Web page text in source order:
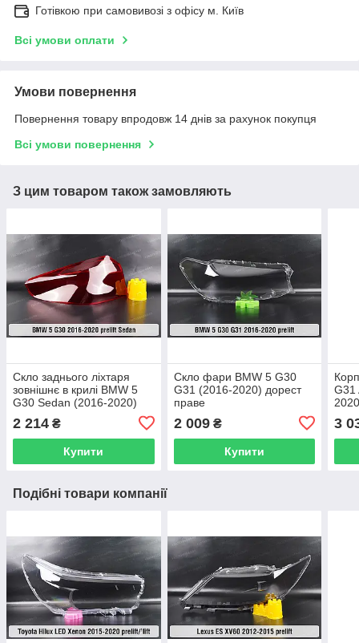
Готівкою при самовивозі з офісу м. Київ
Всі умови оплати
Умови повернення
Повернення товару впродовж 14 днів за рахунок покупця
Всі умови повернення
З цим товаром також замовляють
Скло заднього ліхтаря
зовнішнє в крилі BMW 5
G30 Sedan (2016-2020)
2 214 ₴
Купити
Скло фари BMW 5 G30
G31 (2016-2020) дорест
праве
2 009₴
Купити
G31
3
Подібні товари компанії